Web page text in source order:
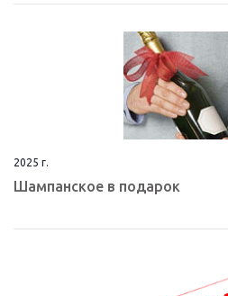
2025 г.
Шампанское в подарок